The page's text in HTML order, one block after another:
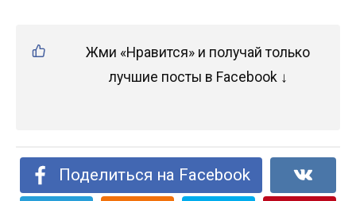
Жми «Нравится» и получай только
лучшие посты в Facebook ↓
Поделиться на Facebook